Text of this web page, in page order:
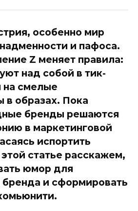
особенно мир
и пафоса.
Z меняет правила:
над собой в тик-
на смелые
в образах. Пока
бренды решаются
в маркетинговой
испортить
статье расскажем,
юмор для
и сформировать